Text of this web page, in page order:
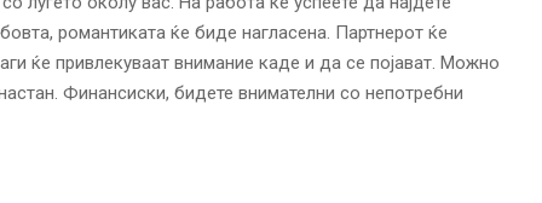
романтиката ќе биде нагласена. Партнерот ќе
ќе привлекуваат внимание каде и да се појават. Можно
Финансиски, бидете внимателни со непотребни